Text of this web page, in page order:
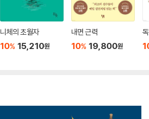
니체의 초월자
10% 15,210원
내면 근력
10% 19,800원